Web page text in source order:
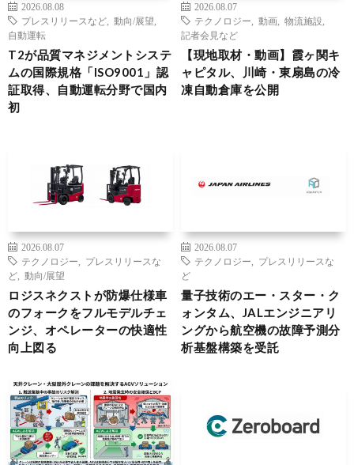
2026.08.08
プレスリリースなど
動向/展望
自動運転
T2が品質マネジメントシステ
ムの国際規格「ISO9001」認
証取得、自動運転分野で国内
初
2026.08.07
テクノロジー
動画 物流施設
記者会見など
【現地取材・動画】霞ヶ関キ
ャピタル、川崎・東扇島の冷
凍自動倉庫を公開
2026.08.07
テクノロジー
プレスリリースな
ど
動向/展望
ロジスネクストが防爆仕様車
のフォークをフルモデルチェ
ンジ、オペレーターの快適性
向上図る
2026.08.07
テクノロジー
プレスリリースな
ど
量子技術のエー・スター・ク
ォンタム、JALエンジニアリ
ングから航空機の故障予測分
析基盤構築を受託